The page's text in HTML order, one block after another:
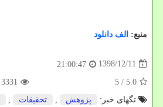
منبع: الف دانلود
1398/12/11
21:00:47
5.0
/ 5
3331
تگهای خبر:
پژوهش , تحقیقات ,